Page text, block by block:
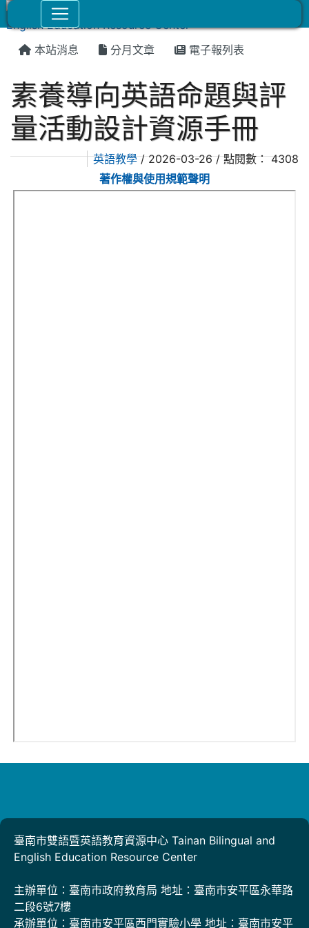
本站消息 分月文章 電子報列表
素養導向英語命題與評
量活動設計資源手冊
英語教學/ 2026-03-26 / 點閱數： 4308
著作權與使用規範聲明
臺南市雙語暨英語教育資源中心 Tainan Bilingual and
English Education Resource Center
主辦單位：臺南市政府教育局 地址：臺南市安平區永華路
二段6號7樓
承辦單位：臺南市安平區西門實驗小學 地址：臺南市安平